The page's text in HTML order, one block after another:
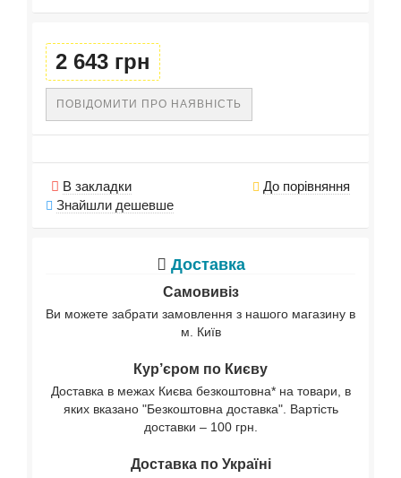
2 643 грн
ПОВІДОМИТИ ПРО НАЯВНІСТЬ
В закладки
До порівняння
Знайшли дешевше
Доставка
Самовивіз
Ви можете забрати замовлення з нашого магазину в
м. Київ
Кур’єром по Києву
Доставка в межах Києва безкоштовна* на товари, в
яких вказано "Безкоштовна доставка". Вартість
доставки – 100 грн.
Доставка по Україні